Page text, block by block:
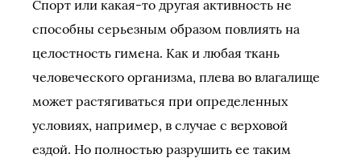
Спорт или какая-то другая активность не
способны серьезным образом повлиять на
целостность гимена. Как и любая ткань
человеческого организма, плева во влагалище
может растягиваться при определенных
условиях, например, в случае с верховой
ездой. Но полностью разрушить ее таким